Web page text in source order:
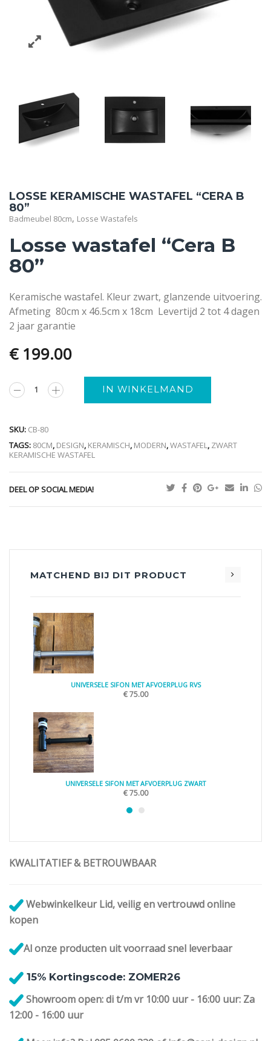
LOSSE KERAMISCHE WASTAFEL “CERA B
80”
Badmeubel 80cm, Losse Wastafels
Losse wastafel “Cera B
80”
Keramische wastafel. Kleur zwart, glanzende uitvoering.
Afmeting 80cm x 46.5cm x 18cm Levertijd 2 tot 4 dagen
2 jaar garantie
€199.00
IN WINKELMAND
SKU: CB-80
TAGS: 80CM, DESIGN, KERAMISCH, MODERN,WASTAFEL, ZWART
KERAMISCHE WASTAFEL
DEEL OP SOCIAL MEDIA!
MATCHEND BIJ DIT PRODUCT
UNIVERSELE SIFON MET AFVOERPLUG RVS
€75.00
UNIVERSELE SIFON MET AFVOERPLUG ZWART
€75.00
KWALITATIEF & BETROUWBAAR
Webwinkelkeur Lid, veilig en vertrouwd online
kopen
Al onze producten uit voorraad snel leverbaar
15% Kortingscode: ZOMER26
Showroom open: di t/m vr 10:00 uur - 16:00 uur: Za
12:00 - 16:00 uur